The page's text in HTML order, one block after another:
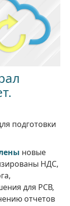
подготовки
новые
НДС,
для РСВ,
отчетов